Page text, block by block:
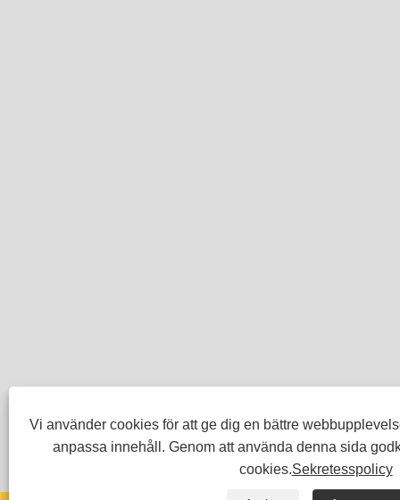
Vi använder cookies för att ge dig en bättre
anpassa innehåll. Genom att använda denna sida
cookies.Sekretesspolicy